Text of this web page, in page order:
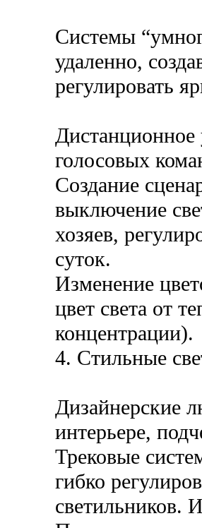
Системы
удаленно,
регулировать
голосовых
Создание
выключение
хозяев,
суток.
Изменение
цвет света от
концентрации).
4. Стильные
Дизайнерские
интерьере,
Трековые
гибко
светильников.